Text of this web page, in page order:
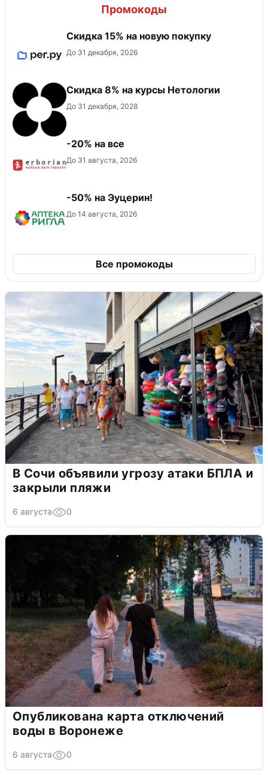
Промокоды
Скидка 15% на новую покупку
До 31 декабря, 2026
Скидка 8% на курсы Нетологии
До 31 декабря, 2028
-20% на все
До 31 августа, 2026
-50% на Эуцерин!
До 14 августа, 2026
Все промокоды
В Сочи объявили угрозу атаки БПЛА и
закрыли пляжи
6 августа 0
Опубликована карта отключений
воды в Воронеже
6 августа 0